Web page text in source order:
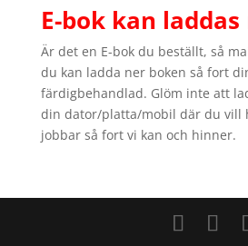
E-bok kan
Är det en E-bok du beställt, så
du kan ladda ner boken så fort
färdigbehandlad. Glöm inte att
din dator/platta/mobil där du vill
jobbar så fort vi kan och hinner.